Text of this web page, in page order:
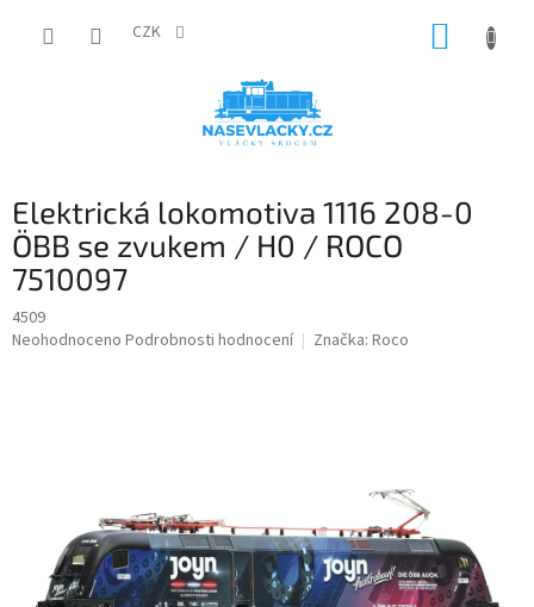
CZK
Elektrická lokomotiva 1116 208-0
ÖBB se zvukem / H0 / ROCO
7510097
4509
Průměrné
Neohodnoceno Podrobnosti hodnocení Značka: Roco